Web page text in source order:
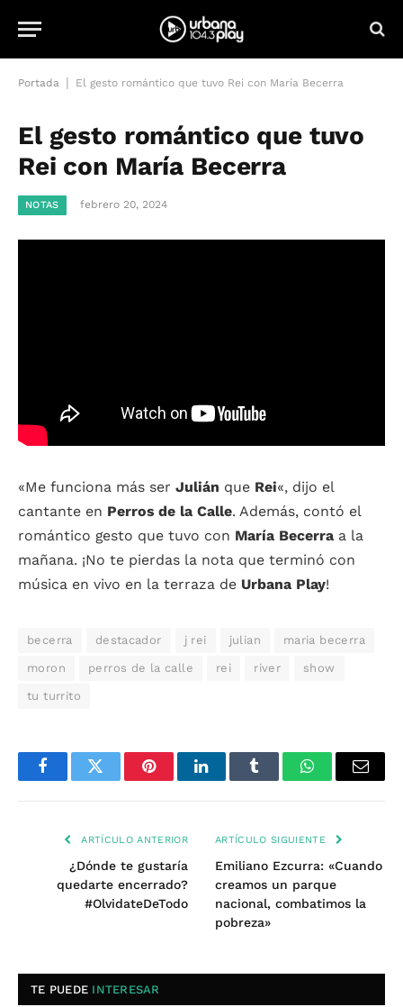
Portada El gesto romántico que tuvo Rei con María Becerra
El gesto romántico que tuvo
Rei con María Becerra
NOTAS febrero 20, 2024
«Me funciona más ser Julián que Rei«, dijo el
cantante en Perros de la Calle. Además, contó el
romántico gesto que tuvo con María Becerra a la
mañana. ¡No te pierdas la nota que terminó con
música en vivo en la terraza de Urbana Play!
becerra destacador j rei julian maria becerra
moron perros de la calle rei river show
tu turrito
FacebookTwitter PinterestLinkedInTumblr WhatsAppEmail
ARTÍCULO ANTERIOR
¿Dónde te gustaría
quedarte encerrado?
#OlvidateDeTodo
ARTÍCULO SIGUIENTE
Emiliano Ezcurra: «Cuando
creamos un parque
nacional, combatimos la
pobreza»
TE PUEDE INTERESAR